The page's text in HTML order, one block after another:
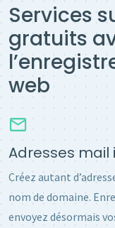
Services
gratuits
web
Adresses mail
Créez autant
nom de domaine.
envoyez désormais